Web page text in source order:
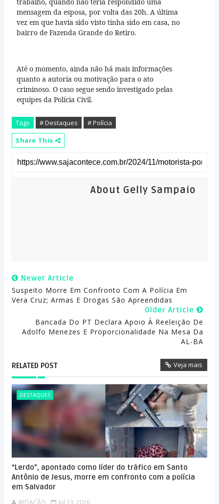
mensagem da esposa, por volta das 20h. A última
vez em que havia sido visto tinha sido em casa, no
bairro de Fazenda Grande do Retiro.
Até o momento, ainda não há mais informações
quanto a autoria ou motivação para o ato
criminoso. O caso segue sendo investigado pelas
equipes da Polícia Civil.
Tags # Destaques
# Polícia
Share This
About Gelly Sampaio
Newer Article
Suspeito Morre Em Confronto Com A Polícia Em
Vera Cruz; Armas E Drogas São Apreendidas
Older Article
Bancada Do PT Declara Apoio À Reeleição De
Adolfo Menezes E Proporcionalidade Na Mesa Da
AL-BA
RELATED POST Veja mais
DESTAQUES
“Lerdo”, apontado como líder do tráfico em Santo
Antônio de Jesus, morre em confronto com a polícia
em Salvador
REDAÇÃO Jul 13, 2026